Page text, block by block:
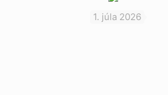
1. júla 2026